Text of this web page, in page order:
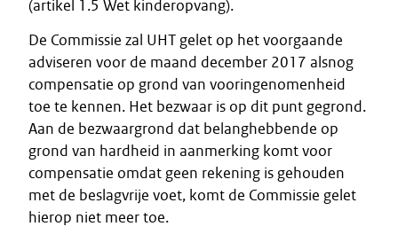
(artikel 1.5 Wet kinderopvang).
De Commissie zal UHT gelet op het voorgaande
adviseren voor de maand december 2017 alsnog
compensatie op grond van vooringenomenheid
toe te kennen. Het bezwaar is op dit punt gegrond.
Aan de bezwaargrond dat belanghebbende op
grond van hardheid in aanmerking komt voor
compensatie omdat geen rekening is gehouden
met de beslagvrije voet, komt de Commissie gelet
hierop niet meer toe.